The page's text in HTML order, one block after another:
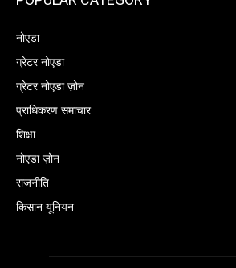
नोएडा
ग्रेटर नोएडा
ग्रेटर नोएडा ज़ोन
प्राधिकरण समाचार
शिक्षा
नोएडा ज़ोन
राजनीति
किसान यूनियन